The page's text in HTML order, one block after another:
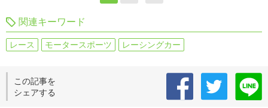
関連キーワード
レース モータースポーツ レーシングカー
この記事を
シェアする